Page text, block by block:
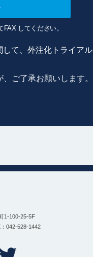
してください。
て、外注化トライアル
ご了承お願いします。
1-100-25-5F
042-528-1442